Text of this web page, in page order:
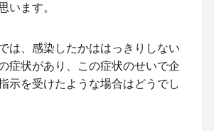
います。
は、感染したかははっきりしない
症状があり、この症状のせいで企
示を受けたような場合はどうでし